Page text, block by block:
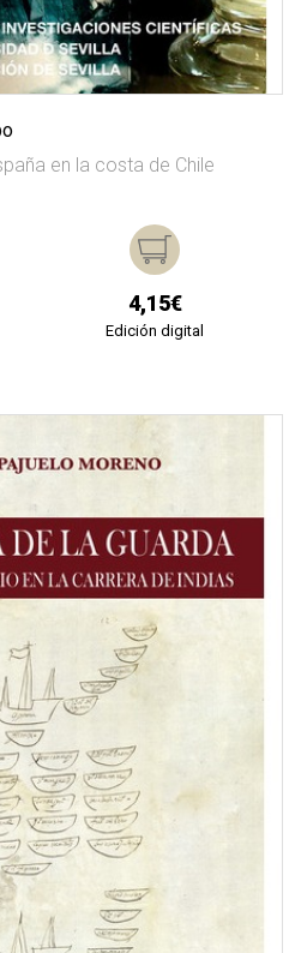
en la costa de Chile
4,15€
Edición digital